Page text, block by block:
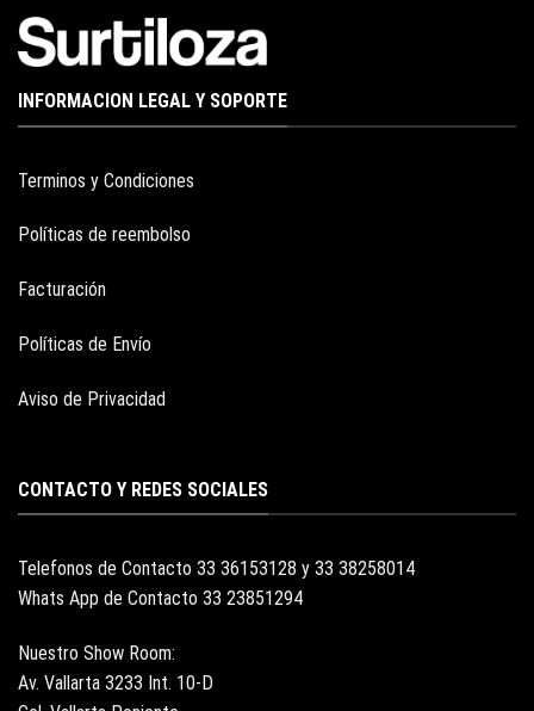
INFORMACION LEGAL Y SOPORTE
Terminos y Condiciones
Políticas de reembolso
Facturación
Políticas de Envío
Aviso de Privacidad
CONTACTO Y REDES SOCIALES
Telefonos de Contacto 33 36153128 y 33 38258014
Whats App de Contacto 33 23851294
Nuestro Show Room:
Av. Vallarta 3233 Int. 10-D